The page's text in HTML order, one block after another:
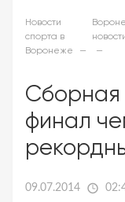
Новости
спорта в
Воронеже
Сборная
финал
09.07.2014